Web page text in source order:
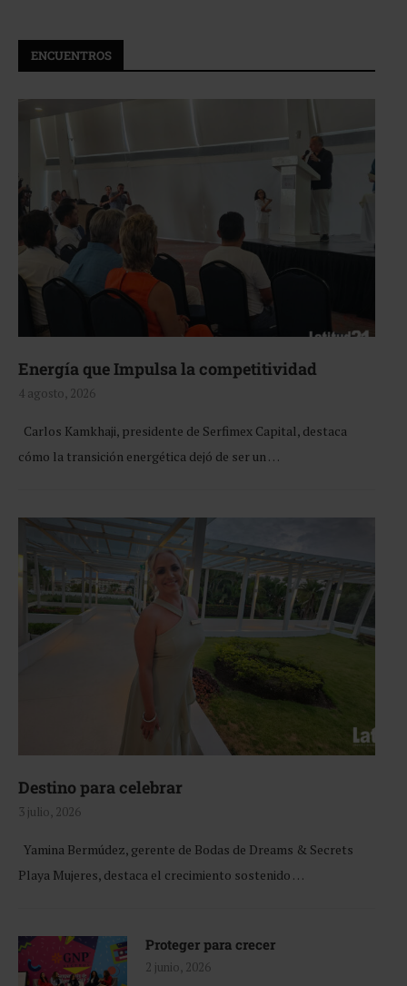
ENCUENTROS
Energía que Impulsa la competitividad
4 agosto, 2026
Carlos Kamkhaji, presidente de Serfimex Capital, destaca
cómo la transición energética dejó de ser un …
Destino para celebrar
3 julio, 2026
Yamina Bermúdez, gerente de Bodas de Dreams & Secrets
Playa Mujeres, destaca el crecimiento sostenido …
Proteger para crecer
2 junio, 2026